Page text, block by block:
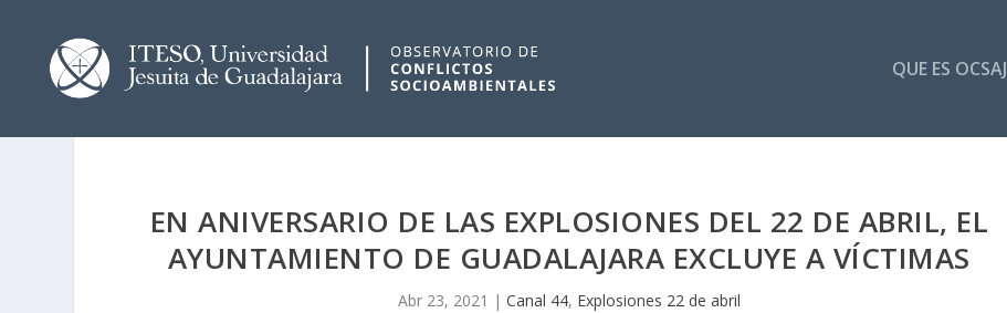
QUE ES OCSAJ
EN ANIVERSARIO DE LAS EXPLOSIONES DEL 22 DE ABRIL, EL
AYUNTAMIENTO DE GUADALAJARA EXCLUYE A VÍCTIMAS
Abr 23, 2021 | Canal 44, Explosiones 22 de abril